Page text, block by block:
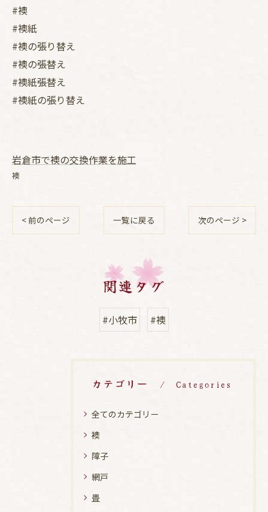
#襖
#襖紙
#襖の張り替え
#襖の張替え
#襖紙張替え
#襖紙の張り替え
岩倉市で襖の交換作業を施工
襖
< 前のページ 一覧に戻る 次のページ >
関連タグ
#小牧市 #襖
カテゴリー Categories
全てのカテゴリー
襖
障子
網戸
畳